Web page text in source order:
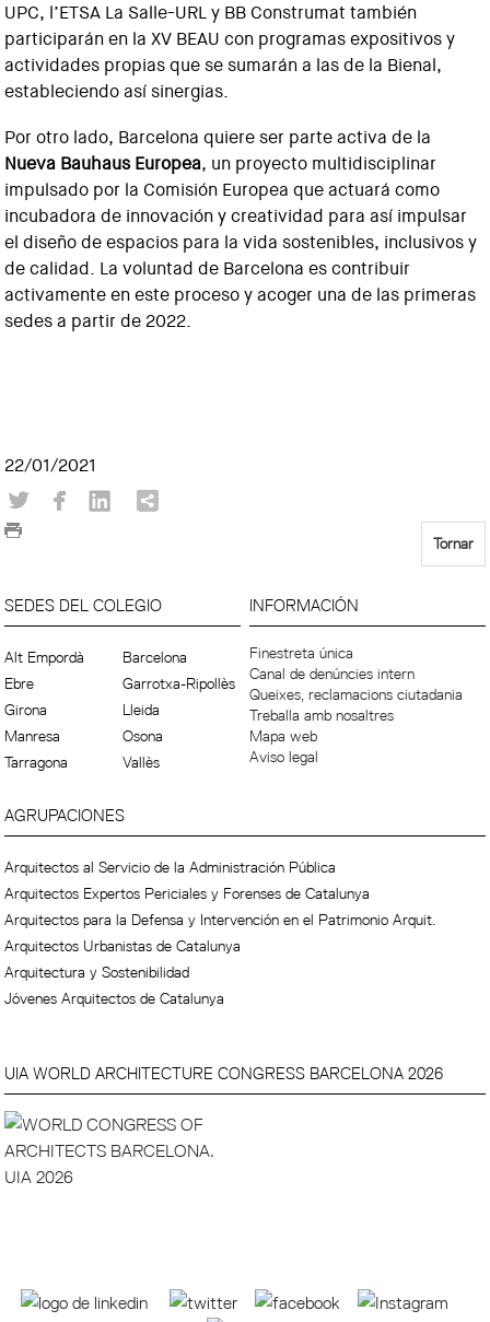
UPC, l’ETSA La Salle-URL y BB Construmat también
participarán en la XV BEAU con programas expositivos y
actividades propias que se sumarán a las de la Bienal,
estableciendo así sinergias.
Por otro lado, Barcelona quiere ser parte activa de la
Nueva Bauhaus Europea, un proyecto multidisciplinar
impulsado por la Comisión Europea que actuará como
incubadora de innovación y creatividad para así impulsar
el diseño de espacios para la vida sostenibles, inclusivos y
de calidad. La voluntad de Barcelona es contribuir
activamente en este proceso y acoger una de las primeras
sedes a partir de 2022.
22/01/2021
Tornar
SEDES DEL COLEGIO
Alt Empordà
Barcelona
Ebre
Garrotxa-Ripollès
Girona
Lleida
Manresa
Osona
Tarragona
Vallès
INFORMACIÓN
Finestreta única
Canal de denúncies intern
Queixes, reclamacions ciutadania
Treballa amb nosaltres
Mapa web
Aviso legal
AGRUPACIONES
Arquitectos al Servicio de la Administración Pública
Arquitectos Expertos Periciales y Forenses de Catalunya
Arquitectos para la Defensa y Intervención en el Patrimonio Arquit.
Arquitectos Urbanistas de Catalunya
Arquitectura y Sostenibilidad
Jóvenes Arquitectos de Catalunya
UIA WORLD ARCHITECTURE CONGRESS BARCELONA 2026